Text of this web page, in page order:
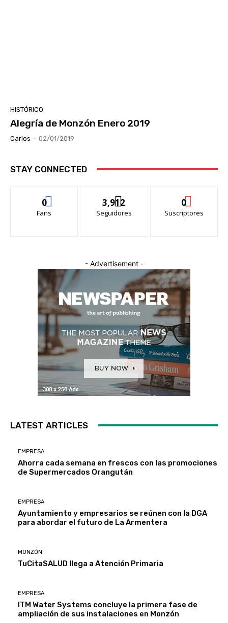
HISTÓRICO
Alegría de Monzón Enero 2019
Carlos - 02/01/2019
STAY CONNECTED
0
Fans
3,912
Seguidores
0
Suscriptores
- Advertisement -
LATEST ARTICLES
EMPRESA
Ahorra cada semana en frescos con las promociones
de Supermercados Orangután
EMPRESA
Ayuntamiento y empresarios se reúnen con la DGA
para abordar el futuro de La Armentera
MONZÓN
TuCitaSALUD llega a Atención Primaria
EMPRESA
ITM Water Systems concluye la primera fase de
ampliación de sus instalaciones en Monzón